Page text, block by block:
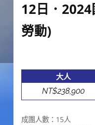
12日．
勞動)
大人
NT$238,900
成團人數：15人